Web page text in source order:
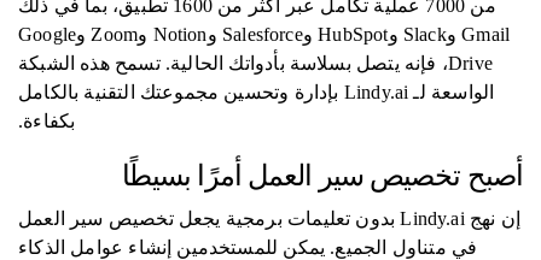
من 7000 عملية تكامل عبر أكثر من 1600 تطبيق، بما في ذلك
Gmail وSlack وHubSpot وSalesforce وNotion وZoom وGoogle
Drive، فإنه يتصل بسلاسة بأدواتك الحالية. تسمح هذه الشبكة
الواسعة لـ Lindy.ai بإدارة وتحسين مجموعتك التقنية بالكامل
بكفاءة.
أصبح تخصيص سير العمل أمرًا بسيطًا
إن نهج Lindy.ai بدون تعليمات برمجية يجعل تخصيص سير العمل
في متناول الجميع. يمكن للمستخدمين إنشاء عوامل الذكاء